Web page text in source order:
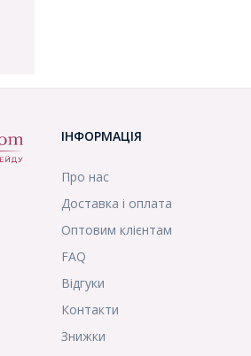
ІНФОРМАЦІЯ
Про нас
Доставка і оплата
Оптовим клієнтам
FAQ
Відгуки
Контакти
Знижки